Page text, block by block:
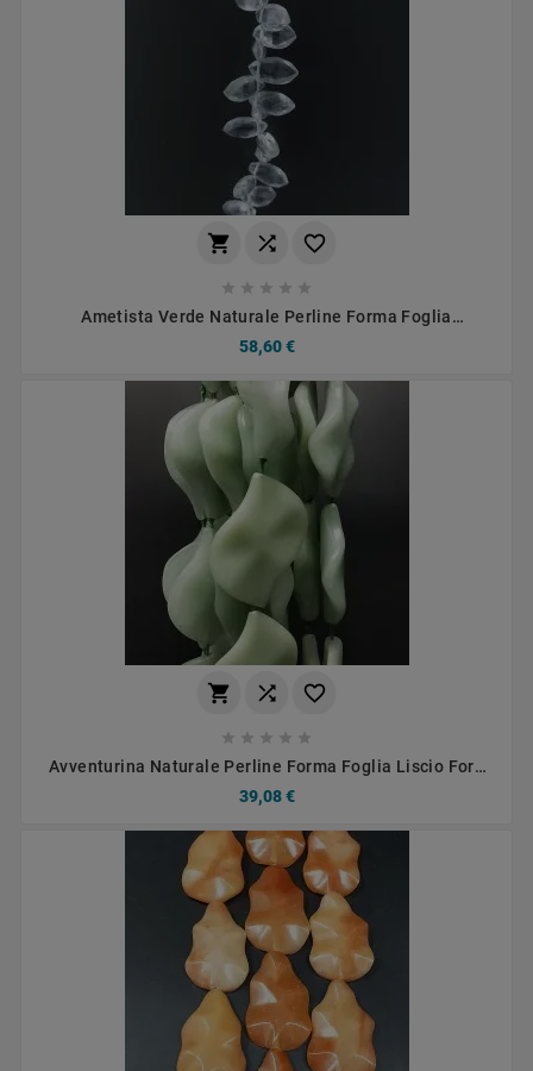
  
    
Ametista Verde Naturale Perline Forma Foglia
58,60 €
  
    
Avventurina Naturale Perline Forma Foglia Liscio Foro
39,08 €